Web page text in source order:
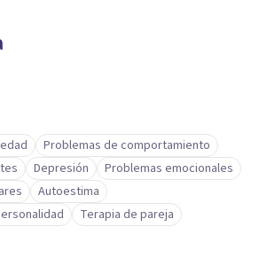
Problemas de comportamiento
Depresión
Problemas emocionales
Autoestima
Terapia de pareja